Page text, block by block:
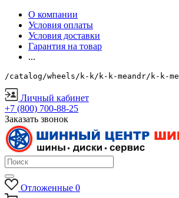
О компании
Условия оплаты
Условия доставки
Гарантия на товар
...
/catalog/wheels/k-k/k-k-meandr/k-k-
Личный кабинет
+7 (800) 700-88-25
Заказать звонок
Отложенные 0